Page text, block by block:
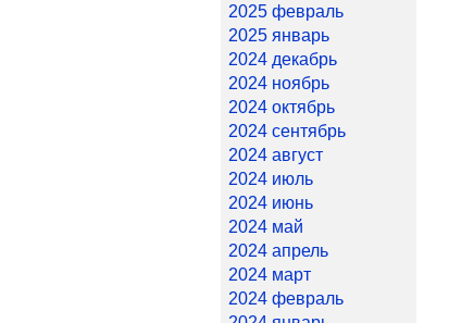
2025 февраль
2025 январь
2024 декабрь
2024 ноябрь
2024 октябрь
2024 сентябрь
2024 август
2024 июль
2024 июнь
2024 май
2024 апрель
2024 март
2024 февраль